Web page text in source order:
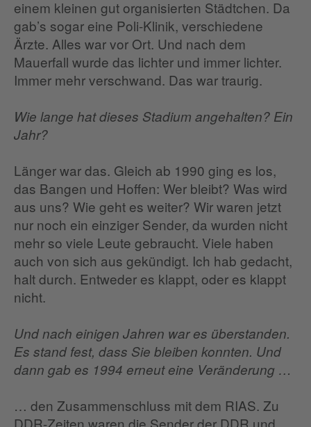
einem kleinen gut organisierten Städtchen. Da
gab’s sogar eine Poli-Klinik, verschiedene
Ärzte. Alles war vor Ort. Und nach dem
Mauerfall wurde das lichter und immer lichter.
Immer mehr verschwand. Das war traurig.
Wie lange hat dieses Stadium angehalten? Ein
Jahr?
Länger war das. Gleich ab 1990 ging es los,
das Bangen und Hoffen: Wer bleibt? Was wird
aus uns? Wie geht es weiter? Wir waren jetzt
nur noch ein einziger Sender, da wurden nicht
mehr so viele Leute gebraucht. Viele haben
auch von sich aus gekündigt. Ich hab gedacht,
halt durch. Entweder es klappt, oder es klappt
nicht.
Und nach einigen Jahren war es überstanden.
Es stand fest, dass Sie bleiben konnten. Und
dann gab es 1994 erneut eine Veränderung …
… den Zusammenschluss mit dem RIAS. Zu
DDR-Zeiten waren die Sender der DDR und